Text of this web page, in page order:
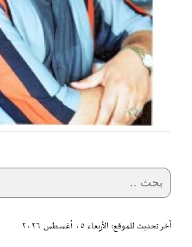
آخر تحديث للموقع: الأربعاء ٠٥ أغسطس ٢٠٢٦